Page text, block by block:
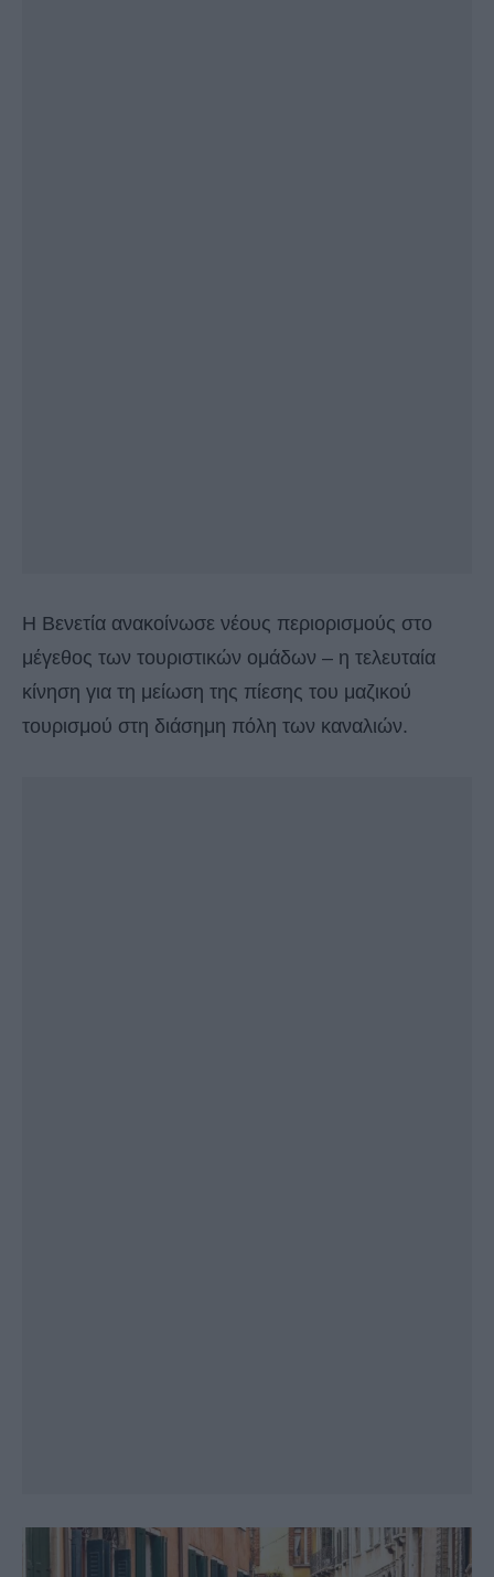
Η Βενετία ανακοίνωσε νέους περιορισμούς στο
μέγεθος των τουριστικών ομάδων – η τελευταία
κίνηση για τη μείωση της πίεσης του μαζικού
τουρισμού στη διάσημη πόλη των καναλιών.